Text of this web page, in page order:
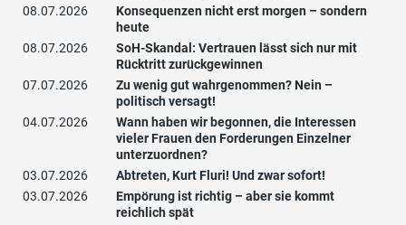
08.07.2026
Konsequenzen nicht erst morgen – sondern
heute
08.07.2026
SoH-Skandal: Vertrauen lässt sich nur mit
Rücktritt zurückgewinnen
07.07.2026
Zu wenig gut wahrgenommen? Nein –
politisch versagt!
04.07.2026
Wann haben wir begonnen, die Interessen
vieler Frauen den Forderungen Einzelner
unterzuordnen?
03.07.2026
Abtreten, Kurt Fluri! Und zwar sofort!
03.07.2026
Empörung ist richtig – aber sie kommt
reichlich spät